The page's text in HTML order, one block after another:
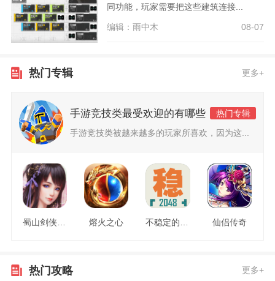
同功能，玩家需要把这些建筑连接...
编辑：雨中木 08-07
热门专辑 更多+
手游竞技类最受欢迎的有哪些
热门专辑
手游竞技类被越来越多的玩家所喜欢，因为这...
蜀山剑侠情缘 熔火之心 仙侣传奇
热门攻略 更多+